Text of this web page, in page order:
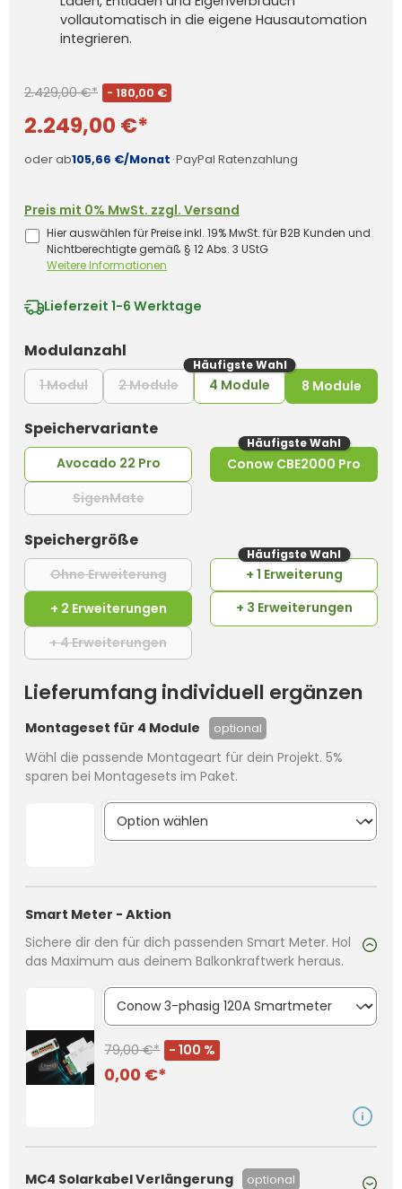
vollautomatisch in die eigene Hausautomation
integrieren.
2.429,00 €* - 180,00 €
2.249,00 €*
oder ab105,66 €/Monat ·PayPal Ratenzahlung
Preis mit 0% MwSt. zzgl. Versand
Hier auswählen für Preise inkl. 19% MwSt. für B2B Kunden und
Nichtberechtigte gemäß § 12 Abs. 3 UStG
Weitere Informationen
Lieferzeit 1-6 Werktage
Modulanzahl
1 Modul(Diese Option ist zurzeit nicht verfügbar.)
2 Module(Diese Option ist zurzeit nicht
Häufigste Wahl
4 Module 8 Module
Speichervarianteauswählen
Avocado 22 Pro
Häufigste Wahl
Conow CBE2000 Pro
SigenMate(Diese Option ist zurzeit nicht verfügbar.)
Speichergrößeauswählen
Ohne Erweiterung(Diese Option ist zurzeit nicht
Häufigste Wahl
+ 1 Erweiterung
+ 2 Erweiterungen
+ 3 Erweiterungen
+ 4 Erweiterungen(Diese Option ist zurzeit nicht
Lieferumfang individuell ergänzen
Montageset für 4 Module optional
Wähl die passende Montageart für dein Projekt. 5%
sparen bei Montagesets im Paket.
Smart Meter - Aktion
Sichere dir den für dich passenden Smart Meter. Hol
das Maximum aus deinem Balkonkraftwerk heraus.
79,00 €* - 100 %
0,00 €*
MC4 Solarkabel Verlängerung optional